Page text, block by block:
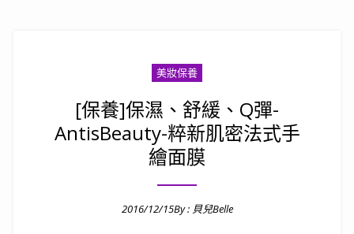
美妝保養
[保養]保濕、舒緩、Q彈-
AntisBeauty-粹新肌密法式手
繪面膜
2016/12/15By : 貝兒Belle